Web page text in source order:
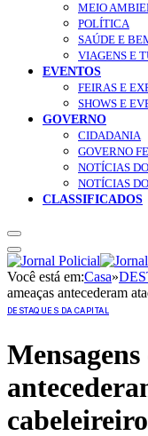
MEIO
POLÍTICA
SAÚDE E
VIAGENS E
EVENTOS
FEIRAS E
SHOWS E
GOVERNO
CIDADANIA
GOVERNO
NOTÍCIAS
NOTÍCIAS
CLASSIFICADOS
Você está em:Casa»
ameaças antecederam
DESTAQUES DA CAPITAL